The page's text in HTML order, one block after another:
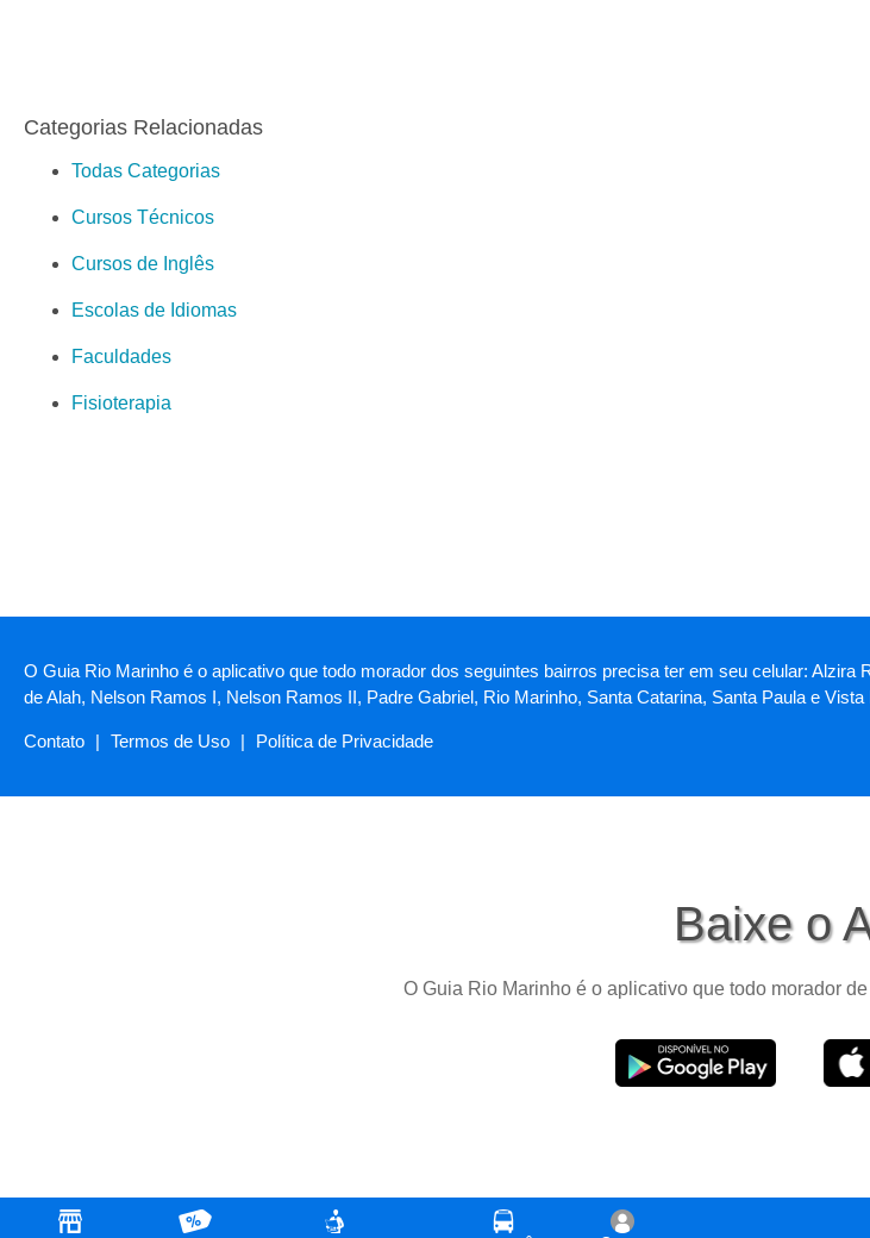
Categorias Relacionadas
Todas Categorias
Cursos Técnicos
Cursos de Inglês
Escolas de Idiomas
Faculdades
Fisioterapia
O Guia Rio Marinho é o aplicativo que todo morador dos seguintes bairros precisa ter em seu celular:
de Alah, Nelson Ramos I, Nelson Ramos II, Padre Gabriel, Rio Marinho, Santa Catarina, Santa Paula e
Contato | Termos de Uso | Política de Privacidade
Baixe o
O Guia Rio Marinho é o aplicativo que todo morador